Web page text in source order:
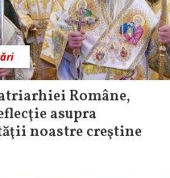
Române,
asupra
noastre creştine